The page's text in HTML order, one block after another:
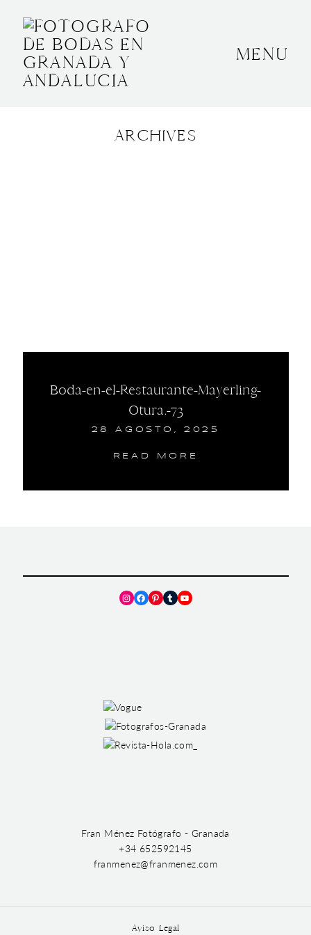
MENU
ARCHIVES
Boda-en-el-Restaurante-Mayerling-
Otura.-73
28 AGOSTO, 2025
READ MORE
BODAS
Instagram
Facebook
Pinterest
TumblrYouTube
Fran Ménez Fotógrafo - Granada
+34 652592145
franmenez@franmenez.com
Aviso Legal